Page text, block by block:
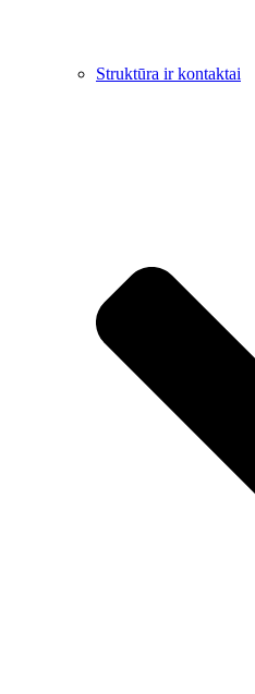
Struktūra ir kontaktai